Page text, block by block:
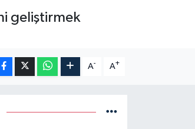
geliştirmek
A- A+